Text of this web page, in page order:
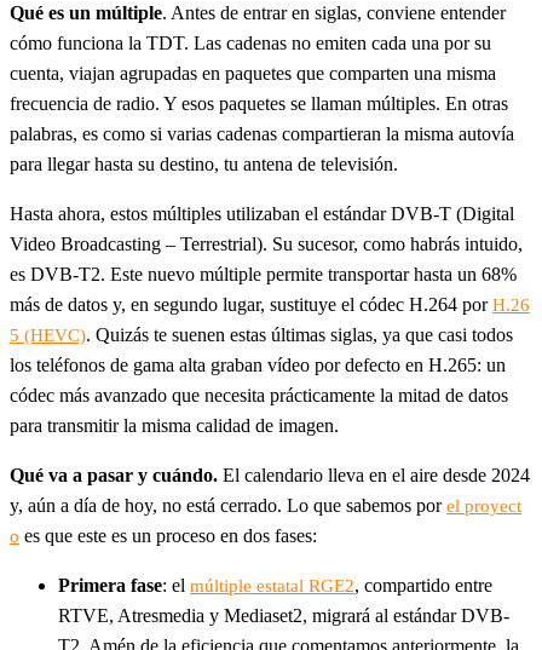
Qué es un múltiple. Antes de entrar en siglas, conviene entender
cómo funciona la TDT. Las cadenas no emiten cada una por su
cuenta, viajan agrupadas en paquetes que comparten una misma
frecuencia de radio. Y esos paquetes se llaman múltiples. En otras
palabras, es como si varias cadenas compartieran la misma autovía
para llegar hasta su destino, tu antena de televisión.
Hasta ahora, estos múltiples utilizaban el estándar DVB-T (Digital
Video Broadcasting – Terrestrial). Su sucesor, como habrás intuido,
es DVB-T2. Este nuevo múltiple permite transportar hasta un 68%
más de datos y, en segundo lugar, sustituye el códec H.264 porH.26
5 (HEVC). Quizás te suenen estas últimas siglas, ya que casi todos
los teléfonos de gama alta graban vídeo por defecto en H.265: un
códec más avanzado que necesita prácticamente la mitad de datos
para transmitir la misma calidad de imagen.
Qué va a pasar y cuándo. El calendario lleva en el aire desde 2024
y, aún a día de hoy, no está cerrado. Lo que sabemos porel proyect
o es que este es un proceso en dos fases:
Primera fase: el múltiple estatal RGE2, compartido entre
RTVE, Atresmedia y Mediaset2, migrará al estándar DVB-
T2. Amén de la eficiencia que comentamos anteriormente, la